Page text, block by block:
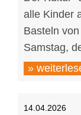
alle Kinder
Basteln
Samstag,
»
14.04.2026